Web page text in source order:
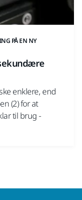
PÅ EN NY
enklere, end
(2) for at
til brug -